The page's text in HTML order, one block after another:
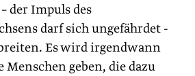
der Impuls des
darf sich ungefährdet
Es wird irgendwann
­Menschen geben, die dazu